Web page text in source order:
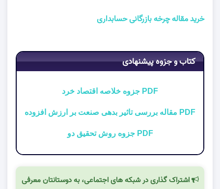
خرید مقاله چرخه بازرگانی حسابداری
کتاب و جزوه پیشنهادی
PDF جزوه خلاصه اقتصاد خرد
PDF مقاله بررسی تاثیر بدهی صنعت بر ارزش افزوده
PDF جزوه روش تحقیق دو
اشتراک گذاری در شبکه های اجتماعی، به دوستانتان معرفی